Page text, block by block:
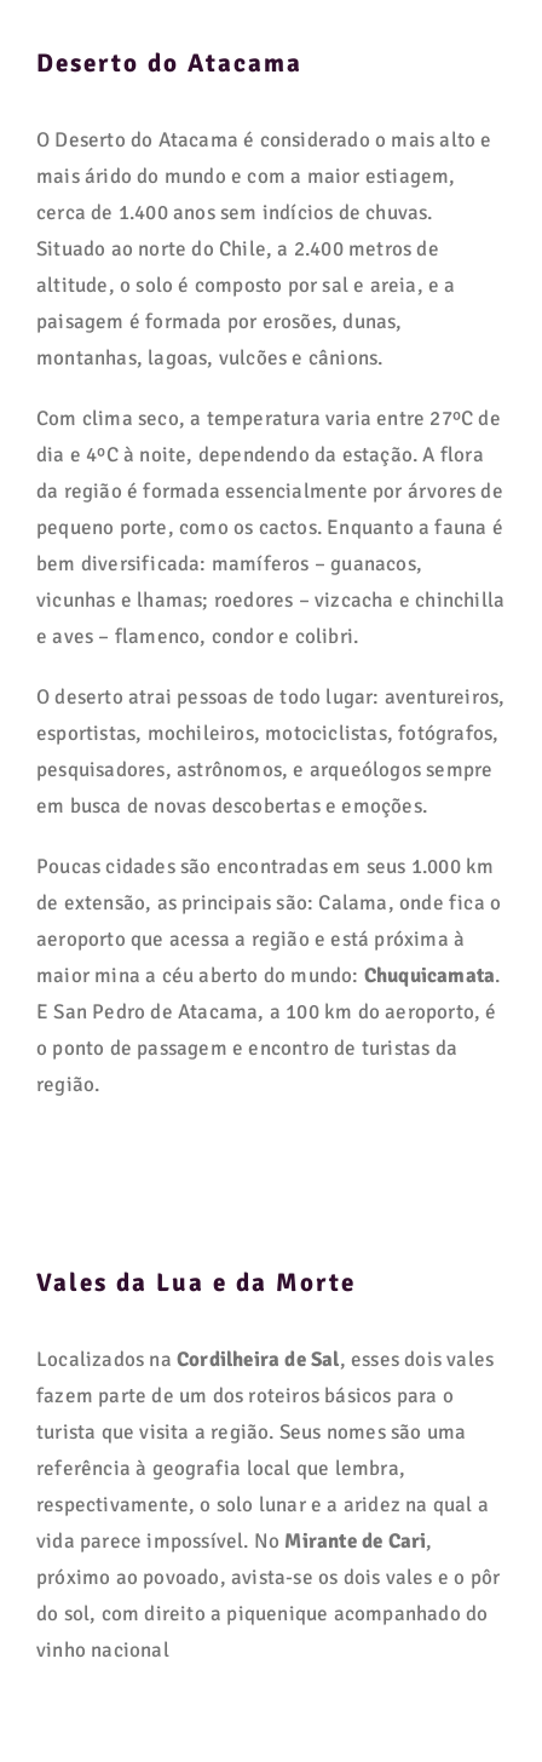
Deserto do Atacama
O Deserto do Atacama é considerado o mais alto e
mais árido do mundo e com a maior estiagem,
cerca de 1.400 anos sem indícios de chuvas.
Situado ao norte do Chile, a 2.400 metros de
altitude, o solo é composto por sal e areia, e a
paisagem é formada por erosões, dunas,
montanhas, lagoas, vulcões e cânions.
Com clima seco, a temperatura varia entre 27ºC de
dia e 4ºC à noite, dependendo da estação. A flora
da região é formada essencialmente por árvores de
pequeno porte, como os cactos. Enquanto a fauna é
bem diversificada: mamíferos – guanacos,
vicunhas e lhamas; roedores – vizcacha e chinchilla
e aves – flamenco, condor e colibri.
O deserto atrai pessoas de todo lugar: aventureiros,
esportistas, mochileiros, motociclistas, fotógrafos,
pesquisadores, astrônomos, e arqueólogos sempre
em busca de novas descobertas e emoções.
Poucas cidades são encontradas em seus 1.000 km
de extensão, as principais são: Calama, onde fica o
aeroporto que acessa a região e está próxima à
maior mina a céu aberto do mundo: Chuquicamata.
E San Pedro de Atacama, a 100 km do aeroporto, é
o ponto de passagem e encontro de turistas da
região.
Vales da Lua e da Morte
Localizados na Cordilheira de Sal, esses dois vales
fazem parte de um dos roteiros básicos para o
turista que visita a região. Seus nomes são uma
referência à geografia local que lembra,
respectivamente, o solo lunar e a aridez na qual a
vida parece impossível. No Mirante de Cari,
próximo ao povoado, avista-se os dois vales e o pôr
do sol, com direito a piquenique acompanhado do
vinho nacional